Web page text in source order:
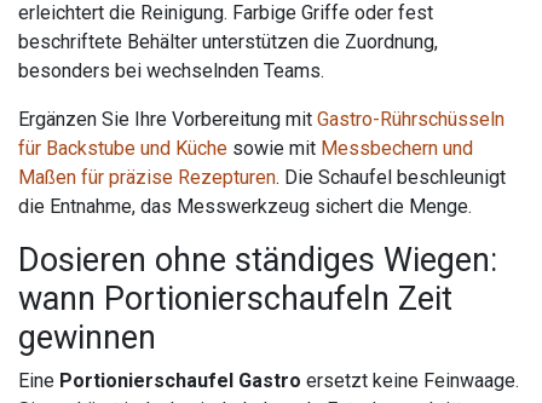
erleichtert die Reinigung. Farbige Griffe oder fest
beschriftete Behälter unterstützen die Zuordnung,
besonders bei wechselnden Teams.
Ergänzen Sie Ihre Vorbereitung mit Gastro-Rührschüsseln
für Backstube und Küche sowie mit Messbechern und
Maßen für präzise Rezepturen. Die Schaufel beschleunigt
die Entnahme, das Messwerkzeug sichert die Menge.
Dosieren ohne ständiges Wiegen:
wann Portionierschaufeln Zeit
gewinnen
Eine Portionierschaufel Gastro ersetzt keine Feinwaage.